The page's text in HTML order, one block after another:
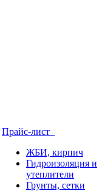
Прайс-лист
ЖБИ, кирпич
Гидроизоляция и
утеплители
Грунты, сетки